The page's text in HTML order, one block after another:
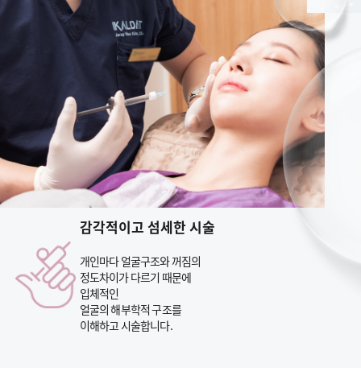
식약처 인증을 받은 정품 필러만을
사용하기 때문에 안전하게
시술을 받으실 수 있습니다.
빠른 시술 효과
간단하고 짧은 시술시간으로
시술흉터가 없으며,
별도의 회복 기간 없이
빠른 효과를 보실 수 있습니다.
감각적이고 섬세한 시술
개인마다 얼굴구조와 꺼짐의
정도차이가 다르기 때문에
입체적인
얼굴의 해부학적 구조를
이해하고 시술합니다.